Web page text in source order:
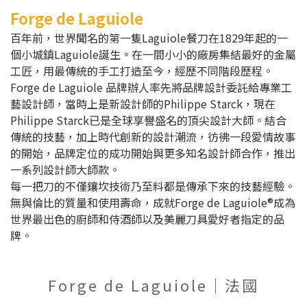
Forge de Laguiole
百年前，世界聞名的第一隻Laguiole餐刀在1829年起的一
個小城鎮Laguiole誕生。在一間小小的廠房集結最好的金屬
工匠，用最傳統的手工打造至今，經歷不同階段歷程。
Forge de Laguiole 品牌辦人率先將品牌設計委託給專業工
藝設計師，當時上是新設計師的Philippe Starck，現在
Philippe Starck已是全球享譽盛名的頂尖設計大師。結合
傳統的技藝，加上時代創新的設計潮流，彷彿一段愛情故事
的開始，品牌定位的成功開始與更多知名設計師合作，推出
一系列設計師大師款。
每一把刀的不僅鑲坎技術乃至料都是傳承下來的技藝經驗。
無與倫比的質量和使用壽命，成就Forge de Laguiole®成為
世界最出色的廚師和侍酒師以及美麗刀具愛好者指定的品
牌。
Forge de Laguiole｜法國